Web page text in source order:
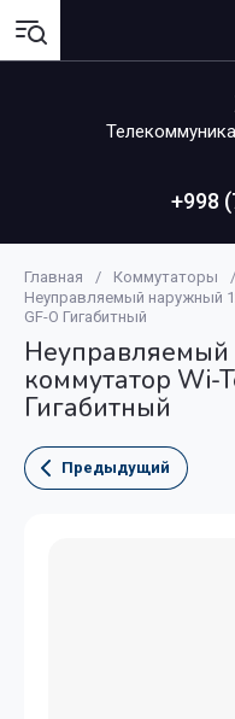
+998
Главная / Коммутаторы
/
Неуправляемый наружный
GF-O Гигабитный
коммутатор Wi-
Гигабитный
Предыдущий